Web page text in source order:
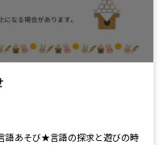
語あそび★言語の探求と遊びの時